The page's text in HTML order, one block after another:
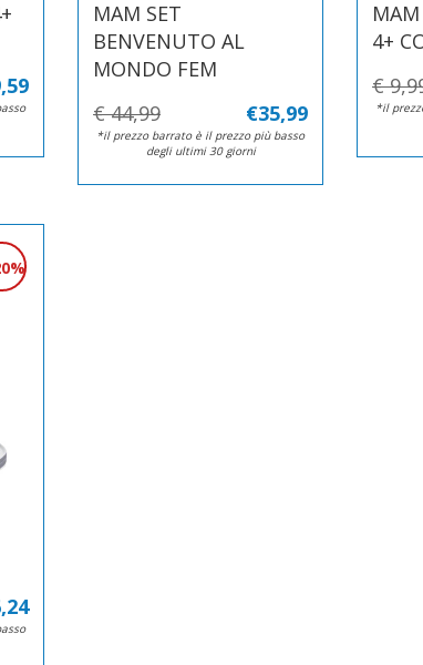
MAM SET
BENVENUTO AL
MONDO FEM
€ 44,99 €35,99
*il prezzo barrato è il prezzo più basso
degli ultimi 30 giorni
4+
€
*il